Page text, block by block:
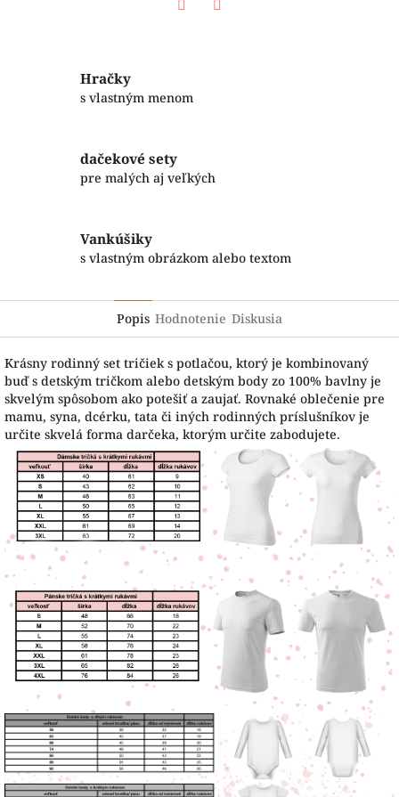
Hračky
s vlastným menom
dačekové sety
pre malých aj veľkých
Vankúšiky
s vlastným obrázkom alebo textom
Popis Hodnotenie Diskusia
Krásny rodinný set tričiek s potlačou, ktorý je kombinovaný
buď s detským tričkom alebo detským body zo 100% bavlny je
skvelým spôsobom ako potešiť a zaujať. Rovnaké oblečenie pre
mamu, syna, dcérku, tata či iných rodinných príslušníkov je
určite skvelá forma darčeka, ktorým určite zabodujete.